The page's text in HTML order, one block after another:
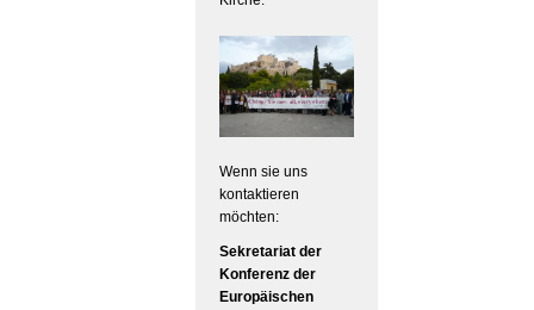
Wenn sie uns
kontaktieren
möchten:
Sekretariat der
Konferenz der
Europäischen